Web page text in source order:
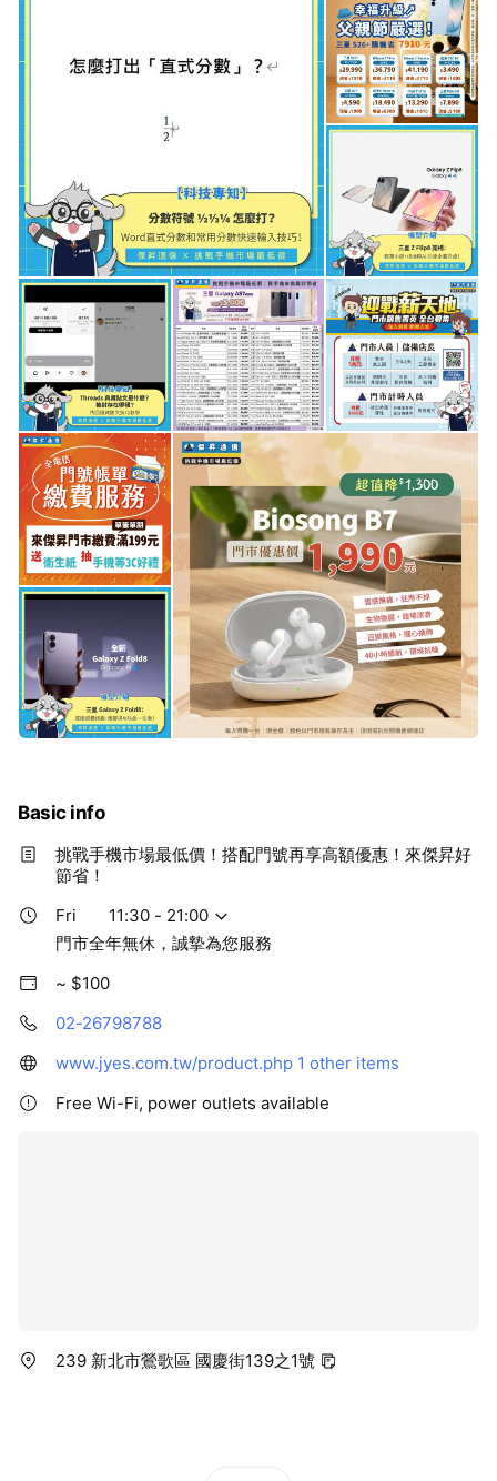
Basic info
挑戰手機市場最低價！搭配門號再享高額優惠！來傑昇好
節省！
Fri
11:30 - 21:00
門市全年無休，誠摯為您服務
~ $100
02-26798788
www.jyes.com.tw/product.php 1 other items
Free Wi-Fi, power outlets available
239 新北市鶯歌區 國慶街139之1號